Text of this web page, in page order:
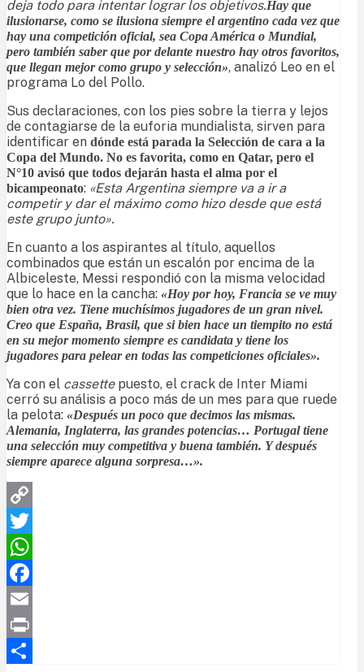
deja todo para intentar lograr los objetivos.Hay que
ilusionarse, como se ilusiona siempre el argentino cada vez que
hay una competición oficial, sea Copa América o Mundial,
pero también saber que por delante nuestro hay otros favoritos,
que llegan mejor como grupo y selección», analizó Leo en el
programa Lo del Pollo.
Sus declaraciones, con los pies sobre la tierra y lejos
de contagiarse de la euforia mundialista, sirven para
identificar en dónde está parada la Selección de cara a la
Copa del Mundo. No es favorita, como en Qatar, pero el
N°10 avisó que todos dejarán hasta el alma por el
bicampeonato: «Esta Argentina siempre va a ir a
competir y dar el máximo como hizo desde que está
este grupo junto».
En cuanto a los aspirantes al título, aquellos
combinados que están un escalón por encima de la
Albiceleste, Messi respondió con la misma velocidad
que lo hace en la cancha: «Hoy por hoy, Francia se ve muy
bien otra vez. Tiene muchísimos jugadores de un gran nivel.
Creo que España, Brasil, que si bien hace un tiempito no está
en su mejor momento siempre es candidata y tiene los
jugadores para pelear en todas las competiciones oficiales».
Ya con el cassette puesto, el crack de Inter Miami
cerró su análisis a poco más de un mes para que ruede
la pelota: «Después un poco que decimos las mismas.
Alemania, Inglaterra, las grandes potencias… Portugal tiene
una selección muy competitiva y buena también. Y después
siempre aparece alguna sorpresa…».
Copy
Link
Twitter
WhatsApp
Facebook
Email
Print